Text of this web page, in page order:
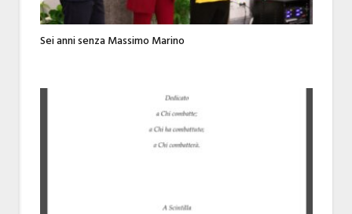
Sei anni senza Massimo Marino